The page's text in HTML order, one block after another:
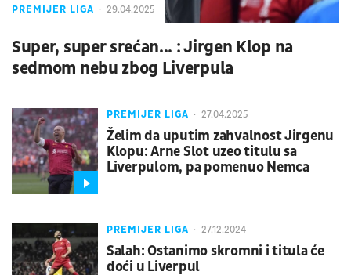
PREMIJER LIGA 29.04.2025
Super, super srećan... : Jirgen Klop na
sedmom nebu zbog Liverpula
PREMIJER LIGA 27.04.2025
Želim da uputim zahvalnost Jirgenu
Klopu: Arne Slot uzeo titulu sa
Liverpulom, pa pomenuo Nemca
PREMIJER LIGA 27.12.2024
Salah: Ostanimo skromni i titula će
doći u Liverpul